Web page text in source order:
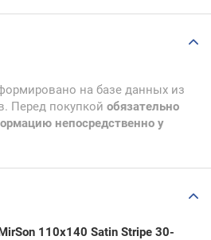
на базе данных из
Перед покупкой обязательно
непосредственно у
110х140 Satin Stripe 30-